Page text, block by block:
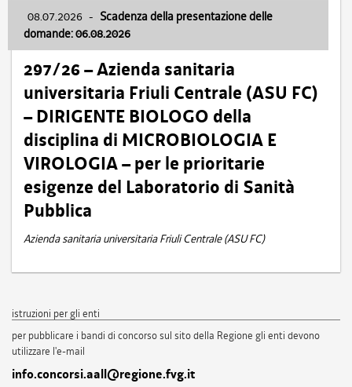
08.07.2026 - Scadenza della presentazione delle
domande: 06.08.2026
297/26 – Azienda sanitaria
universitaria Friuli Centrale (ASU FC)
– DIRIGENTE BIOLOGO della
disciplina di MICROBIOLOGIA E
VIROLOGIA – per le prioritarie
esigenze del Laboratorio di Sanità
Pubblica
Azienda sanitaria universitaria Friuli Centrale (ASU FC)
istruzioni per gli enti
per pubblicare i bandi di concorso sul sito della Regione gli enti devono
utilizzare l'e-mail
info.concorsi.aall@regione.fvg.it